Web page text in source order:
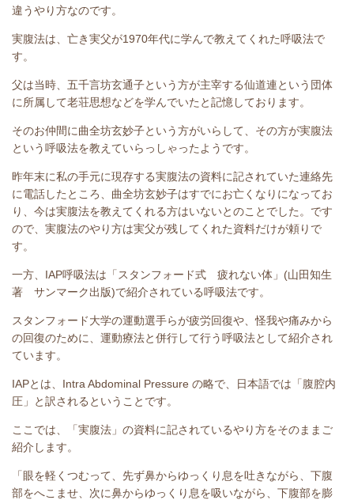
違うやり方なのです。
実腹法は、亡き実父が1970年代に学んで教えてくれた呼吸法で
す。
父は当時、五千言坊玄通子という方が主宰する仙道連という団体
に所属して老荘思想などを学んでいたと記憶しております。
そのお仲間に曲全坊玄妙子という方がいらして、その方が実腹法
という呼吸法を教えていらっしゃったようです。
昨年末に私の手元に現存する実腹法の資料に記されていた連絡先
に電話したところ、曲全坊玄妙子はすでにお亡くなりになってお
り、今は実腹法を教えてくれる方はいないとのことでした。です
ので、実腹法のやり方は実父が残してくれた資料だけが頼りで
す。
一方、IAP呼吸法は「スタンフォード式 疲れない体」(山田知生
著 サンマーク出版)で紹介されている呼吸法です。
スタンフォード大学の運動選手らが疲労回復や、怪我や痛みから
の回復のために、運動療法と併行して行う呼吸法として紹介され
ています。
IAPとは、Intra Abdominal Pressure の略で、日本語では「腹腔内
圧」と訳されるということです。
ここでは、「実腹法」の資料に記されているやり方をそのままご
紹介します。
「眼を軽くつむって、先ず鼻からゆっくり息を吐きながら、下腹
部をへこませ、次に鼻からゆっくり息を吸いながら、下腹部を膨